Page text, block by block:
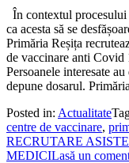
În contextul
ca acesta să se
Primăria Reșița
de vaccinare anti
Persoanele interesate
depune dosarul.
Posted in: Actualitate
centre de vaccinare,
RECRUTARE
MEDICILasă un